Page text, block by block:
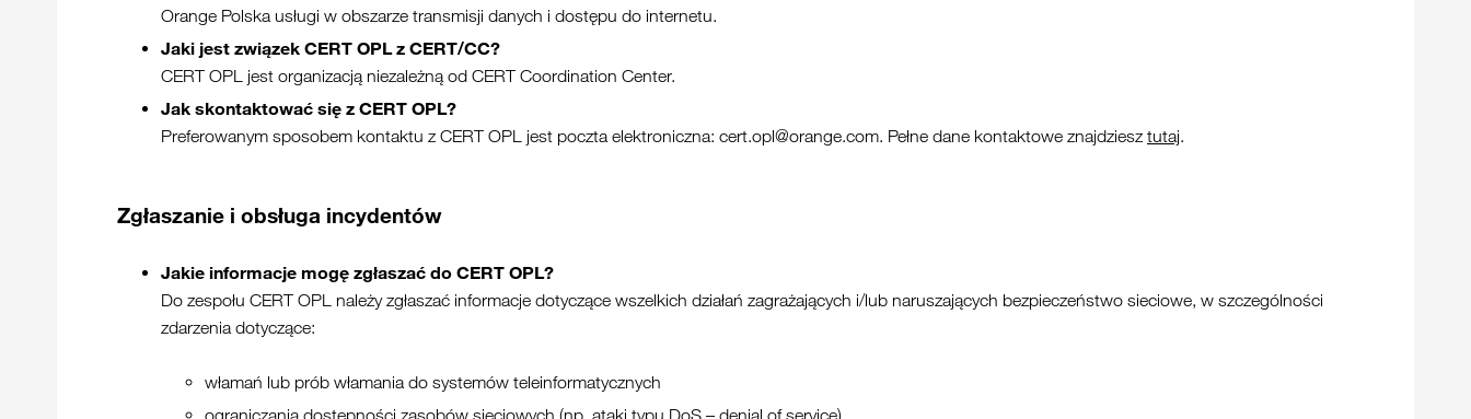
Orange Polska usługi w obszarze transmisji danych i dostępu do internetu.
Jaki jest związek CERT OPL z CERT/CC?
CERT OPL jest organizacją niezależną od CERT Coordination Center.
Jak skontaktować się z CERT OPL?
Preferowanym sposobem kontaktu z CERT OPL jest poczta elektroniczna: cert.opl@orange.com. Pełne dane kontaktowe znajdziesztutaj.
Zgłaszanie i obsługa incydentów
Jakie informacje mogę zgłaszać do CERT OPL?
Do zespołu CERT OPL należy zgłaszać informacje dotyczące wszelkich działań zagrażających i/lub naruszających bezpieczeństwo sieciowe, w szczególności
zdarzenia dotyczące:
włamań lub prób włamania do systemów teleinformatycznych